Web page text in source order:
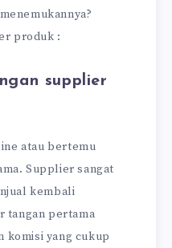
produk :
supplier
atau bertemu
Supplier sangat
kembali
tangan pertama
komisi yang cukup